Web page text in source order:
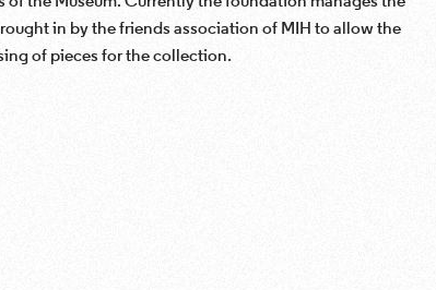
in by the friends association of MIH to allow the
of pieces for the collection.